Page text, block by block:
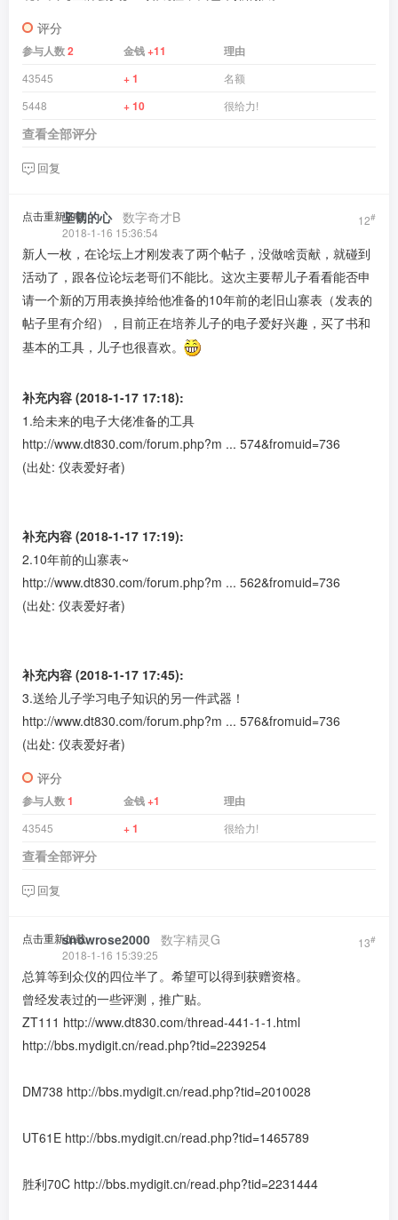
评分
参与人数2 金钱+11 理由
43545 + 1
名额
5448
+ 10 很给力!
查看全部评分
回复
点击重新加载 12#
坚韧的心​ ​ ​ 数字奇才B
2018-1-16 15:36:54
新人一枚，在论坛上才刚发表了两个帖子，没做啥贡献，就碰到
活动了，跟各位论坛老哥们不能比。这次主要帮儿子看看能否申
请一个新的万用表换掉给他准备的10年前的老旧山寨表（发表的
帖子里有介绍），目前正在培养儿子的电子爱好兴趣，买了书和
基本的工具，儿子也很喜欢。
补充内容 (2018-1-17 17:18):
1.给未来的电子大佬准备的工具
http://www.dt830.com/forum.php?m ... 574&fromuid=736
(出处: 仪表爱好者)
补充内容 (2018-1-17 17:19):
2.10年前的山寨表~
http://www.dt830.com/forum.php?m ... 562&fromuid=736
(出处: 仪表爱好者)
补充内容 (2018-1-17 17:45):
3.送给儿子学习电子知识的另一件武器！
http://www.dt830.com/forum.php?m ... 576&fromuid=736
(出处: 仪表爱好者)
评分
参与人数1 金钱+1 理由
43545 + 1 很给力!
查看全部评分
回复
点击重新加载 13#
snowrose2000 数字精灵G
2018-1-16 15:39:25
总算等到众仪的四位半了。希望可以得到获赠资格。
曾经发表过的一些评测，推广贴。
ZT111 http://www.dt830.com/thread-441-1-1.html
http://bbs.mydigit.cn/read.php?tid=2239254
DM738 http://bbs.mydigit.cn/read.php?tid=2010028
UT61E http://bbs.mydigit.cn/read.php?tid=1465789
胜利70C http://bbs.mydigit.cn/read.php?tid=2231444